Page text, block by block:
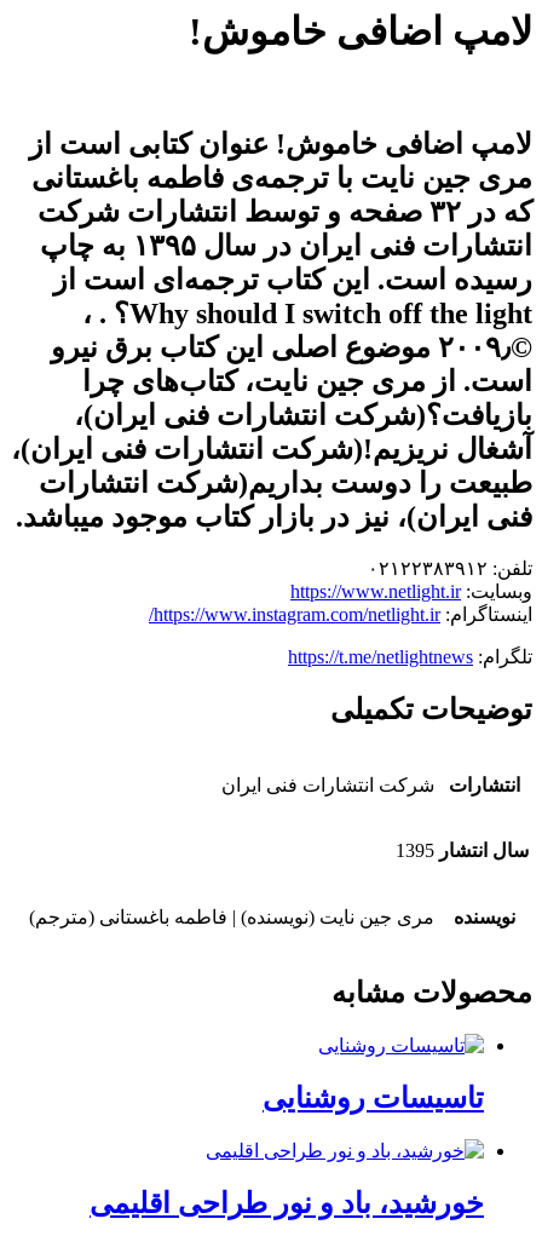
لامپ اضافی خاموش!
لامپ اضافی خاموش! عنوان کتابی است از
مری جین نایت با ترجمه‌ی فاطمه باغستانی
که در ۳۲ صفحه و توسط انتشارات شرکت
انتشارات فنی ایران در سال ۱۳۹۵ به چاپ
رسیده است. این کتاب ترجمه‌ای است از
Why should I switch off the light؟ . ،
©۲۰۰۹٫ موضوع اصلی این کتاب برق نیرو
است. از مری جین نایت، کتاب‌های چرا
بازیافت؟(شرکت انتشارات فنی ایران)،
آشغال نریزیم!(شرکت انتشارات فنی ایران)،
طبیعت را دوست بداریم(شرکت انتشارات
فنی ایران)، نیز در بازار کتاب موجود می‎باشد.
تلفن: ۰۲۱۲۲۳۸۳۹۱۲
وبسایت:https://www.netlight.ir
اینستاگرام:https://www.instagram.com/netlight.ir/
تلگرام: https://t.me/netlightnews
توضیحات تکمیلی
انتشارات شرکت انتشارات فنی ایران
سال انتشار 1395
نویسنده مری جین نایت (نویسنده) | فاطمه باغستانی (مترجم)
محصولات مشابه
تاسیسات روشنایی
خورشید، باد و نور طراحی اقلیمی